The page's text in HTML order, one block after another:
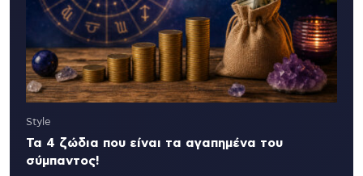
Style
Τα 4 ζώδια που είναι τα αγαπημένα του
σύμπαντος!